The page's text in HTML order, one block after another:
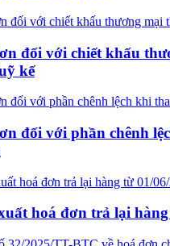
đối với chiết khấu
kế
đối với phần chênh
hoá đơn trả lại hàng